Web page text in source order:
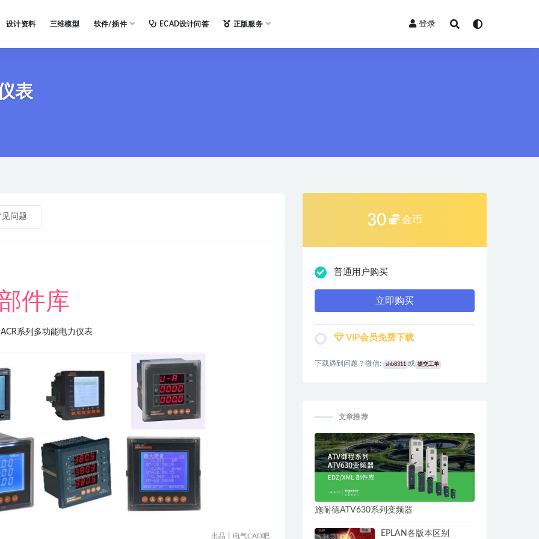
设计资料 三维模型 软件/插件 ECAD设计问答 正版服务 登录
表
见问题
件库
系列多功能电力仪表
出品丨电气CAD吧
30 金币
普通用户购买
立即购买
VIP会员免费下载
下载遇到问题？微信: shb8311 或 提交工单
文章推荐
施耐德ATV630系列变频器
EPLAN各版本区别